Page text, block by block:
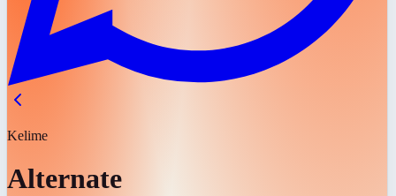
Kelime
Alternate